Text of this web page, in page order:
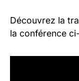
Découvrez la
la conférence